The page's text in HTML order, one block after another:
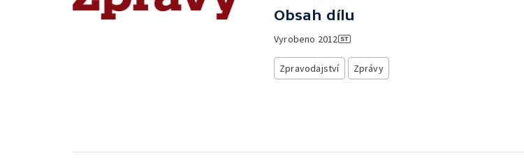
Obsah dílu
Vyrobeno 2012
Zpravodajství Zprávy